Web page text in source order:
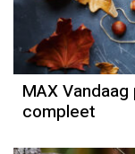
MAX
compleet